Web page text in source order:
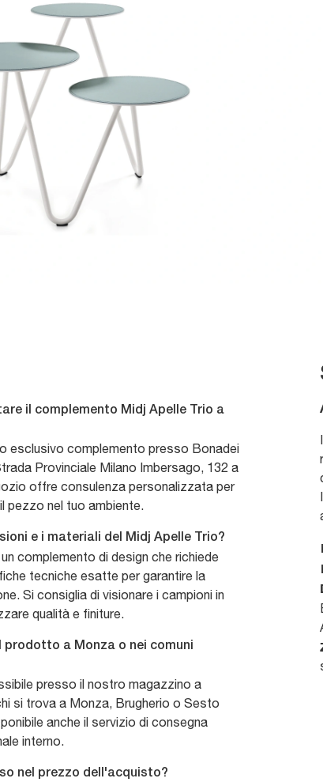
il complemento Midj Apelle Trio a
esclusivo complemento presso Bonadei
Provinciale Milano Imbersago, 132 a
offre consulenza personalizzata per
pezzo nel tuo ambiente.
e i materiali del Midj Apelle Trio?
complemento di design che richiede
tecniche esatte per garantire la
Si consiglia di visionare i campioni in
qualità e finiture.
prodotto a Monza o nei comuni
presso il nostro magazzino a
si trova a Monza, Brugherio o Sesto
anche il servizio di consegna
interno.
nel prezzo dell'acquisto?